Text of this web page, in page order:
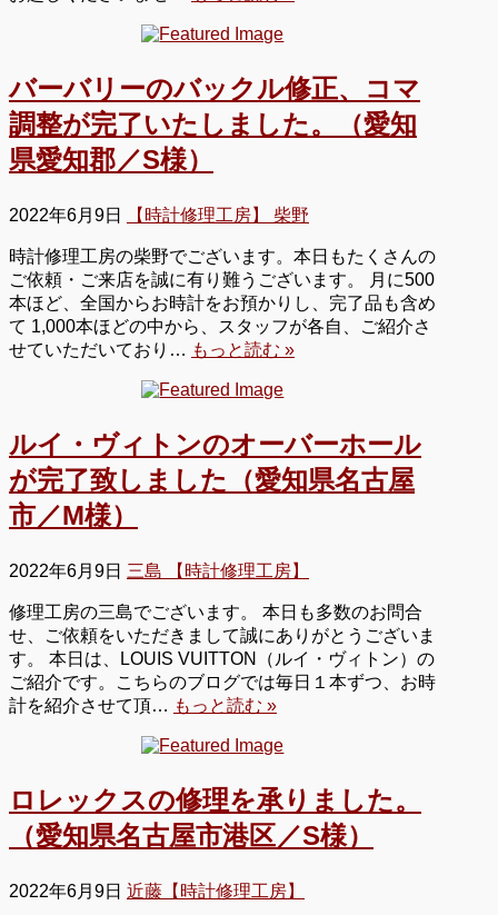
バーバリーのバックル修正、コマ
調整が完了いたしました。（愛知
県愛知郡／S様）
2022年6月9日 【時計修理工房】 柴野
時計修理工房の柴野でございます。本日もたくさんの
ご依頼・ご来店を誠に有り難うございます。 月に500
本ほど、全国からお時計をお預かりし、完了品も含め
て 1,000本ほどの中から、スタッフが各自、ご紹介さ
せていただいており… もっと読む »
ルイ・ヴィトンのオーバーホール
が完了致しました（愛知県名古屋
市／M様）
2022年6月9日 三島 【時計修理工房】
修理工房の三島でございます。 本日も多数のお問合
せ、ご依頼をいただきまして誠にありがとうございま
す。 本日は、LOUIS VUITTON（ルイ・ヴィトン）の
ご紹介です。こちらのブログでは毎日１本ずつ、お時
計を紹介させて頂… もっと読む »
ロレックスの修理を承りました。
（愛知県名古屋市港区／S様）
2022年6月9日 近藤【時計修理工房】